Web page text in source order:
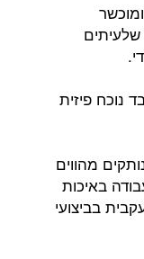
נוכח פיזית
מהווים
באיכות
בביצועי